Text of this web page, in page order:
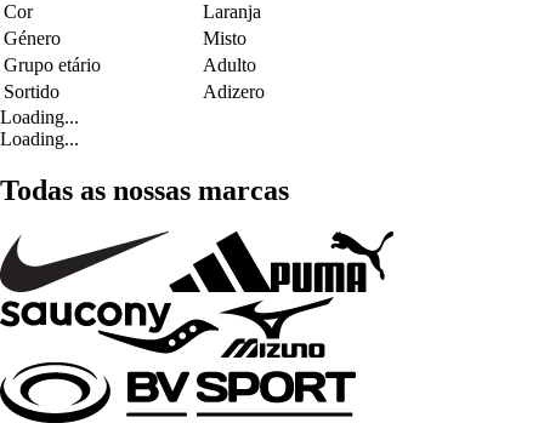
Cor
Laranja
Género
Misto
Grupo etário
Adulto
Sortido
Adizero
Loading...
Loading...
Todas as nossas marcas